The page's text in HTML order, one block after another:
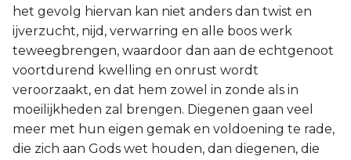
het gevolg hiervan kan niet anders dan twist en
ijverzucht, nijd, verwarring en alle boos werk
teweegbrengen, waardoor dan aan de echtgenoot
voortdurend kwelling en onrust wordt
veroorzaakt, en dat hem zowel in zonde als in
moeilijkheden zal brengen. Diegenen gaan veel
meer met hun eigen gemak en voldoening te rade,
die zich aan Gods wet houden, dan diegenen, die